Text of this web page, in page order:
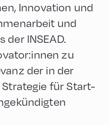
Innovation und
und
der INSEAD.
zu
der in der
für Start-